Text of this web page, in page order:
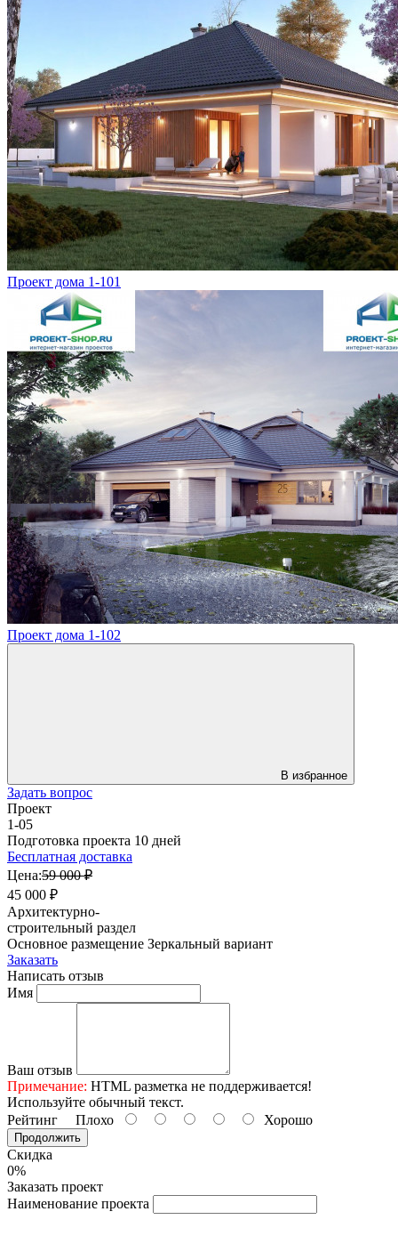
Проект дома 1-101
Проект дома 1-102
В избранное
Задать вопрос
Проект
1-05
Подготовка проекта 10 дней
Бесплатная доставка
Цена:59 000 ₽
45 000 ₽
Архитектурно-
строительный раздел
Основное размещение Зеркальный вариант
Заказать
Написать отзыв
Имя
Ваш отзыв
Примечание: HTML разметка не поддерживается!
Используйте обычный текст.
Рейтинг Плохо Хорошо
Продолжить
Скидка
0%
Заказать проект
Наименование проекта